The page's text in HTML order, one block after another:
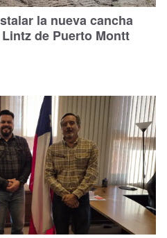
la nueva cancha
de Puerto Montt